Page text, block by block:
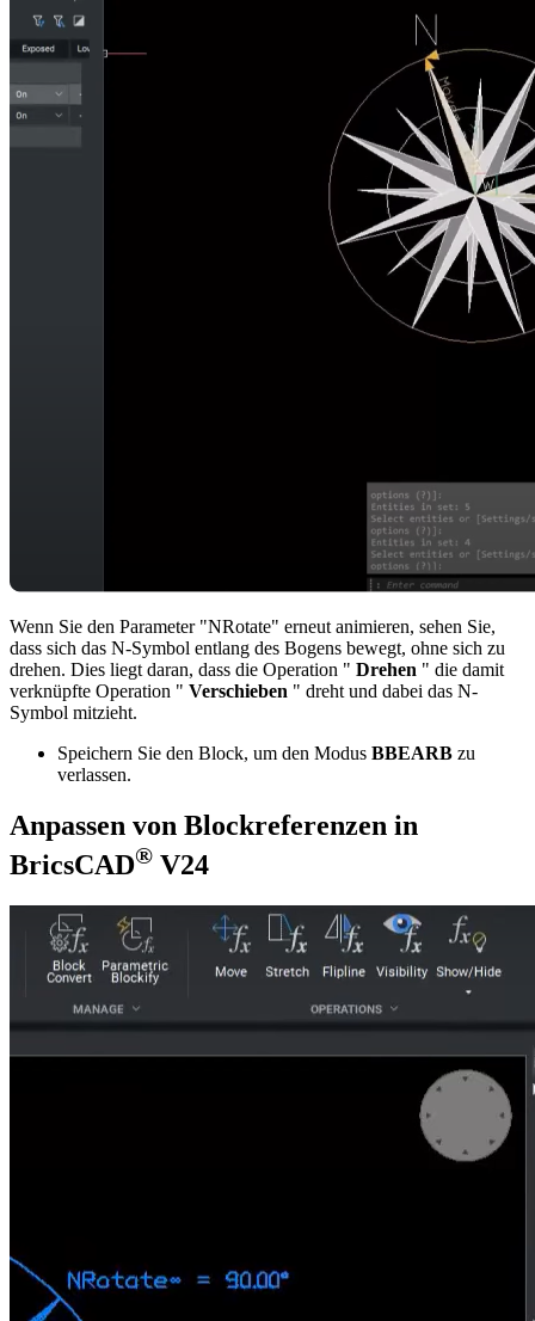
Wenn Sie den Parameter "NRotate" erneut animieren, sehen Sie,
dass sich das N-Symbol entlang des Bogens bewegt, ohne sich zu
drehen. Dies liegt daran, dass die Operation " Drehen " die damit
verknüpfte Operation " Verschieben " dreht und dabei das N-
Symbol mitzieht.
Speichern Sie den Block, um den Modus BBEARB zu
verlassen.
Anpassen von Blockreferenzen in
BricsCAD® V24